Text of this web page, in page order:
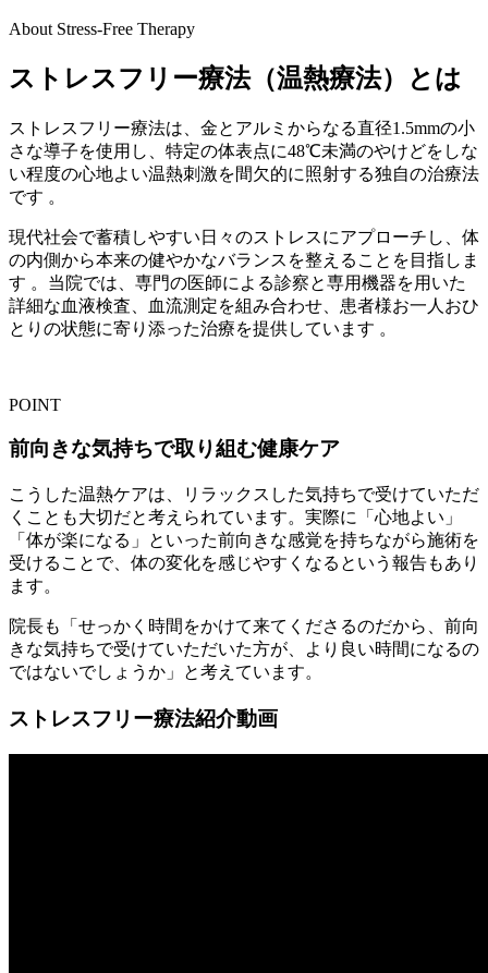
About Stress-Free Therapy
ストレスフリー療法（温熱療法）とは
ストレスフリー療法は、金とアルミからなる直径1.5mmの小
さな導子を使用し、特定の体表点に48℃未満のやけどをしな
い程度の心地よい温熱刺激を間欠的に照射する独自の治療法
です 。
現代社会で蓄積しやすい日々のストレスにアプローチし、体
の内側から本来の健やかなバランスを整えることを目指しま
す 。当院では、専門の医師による診察と専用機器を用いた
詳細な血液検査、血流測定を組み合わせ、患者様お一人おひ
とりの状態に寄り添った治療を提供しています 。
POINT
前向きな気持ちで取り組む健康ケア
こうした温熱ケアは、リラックスした気持ちで受けていただ
くことも大切だと考えられています。実際に「心地よい」
「体が楽になる」といった前向きな感覚を持ちながら施術を
受けることで、体の変化を感じやすくなるという報告もあり
ます。
院長も「せっかく時間をかけて来てくださるのだから、前向
きな気持ちで受けていただいた方が、より良い時間になるの
ではないでしょうか」と考えています。
ストレスフリー療法紹介動画